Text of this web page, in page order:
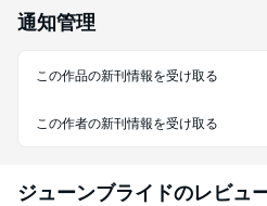
通知管理
この作品の新刊情報を受け取る
この作者の新刊情報を受け取る
ジューンブライドのレビュ